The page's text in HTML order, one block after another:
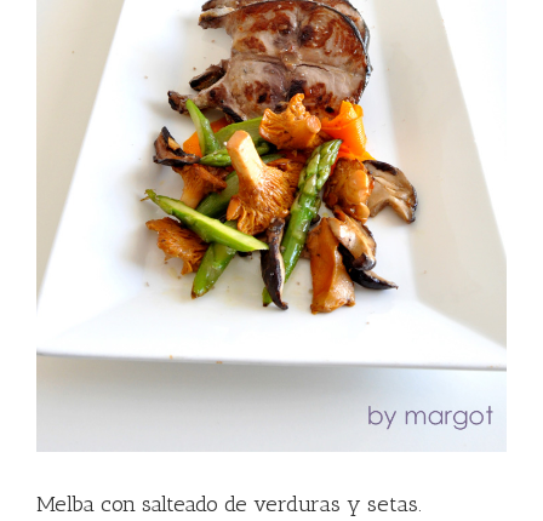
Melba con salteado de verduras y setas.